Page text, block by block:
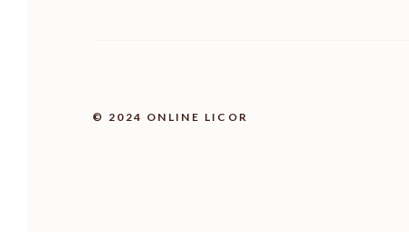
© 2024 ONLINE LICOR